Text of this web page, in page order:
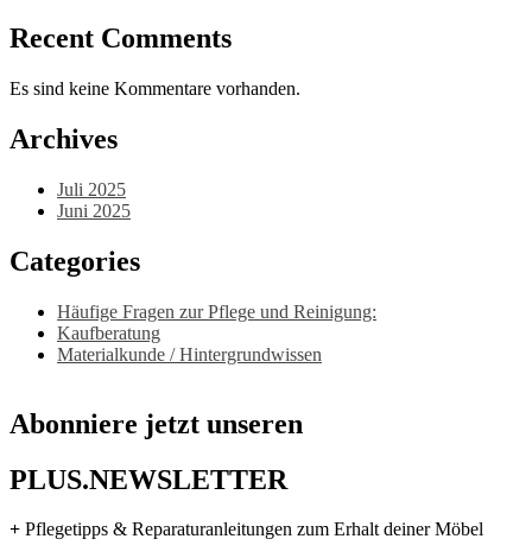
Recent Comments
Es sind keine Kommentare vorhanden.
Archives
Juli 2025
Juni 2025
Categories
Häufige Fragen zur Pflege und Reinigung:
Kaufberatung
Materialkunde / Hintergrundwissen
Abonniere jetzt unseren
PLUS.NEWSLETTER
+ Pflegetipps & Reparaturanleitungen zum Erhalt deiner Möbel